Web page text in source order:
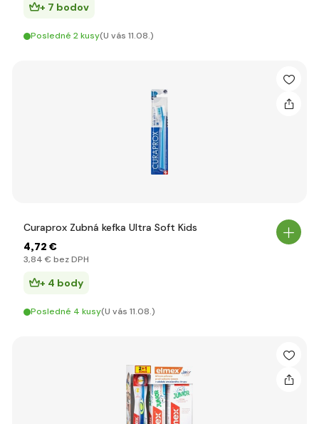
+ 7 bodov
Posledné 2 kusy(U vás 11.08.)
Curaprox Zubná kefka Ultra Soft Kids
4,72 €
3,84 € bez DPH
+ 4 body
Posledné 4 kusy(U vás 11.08.)